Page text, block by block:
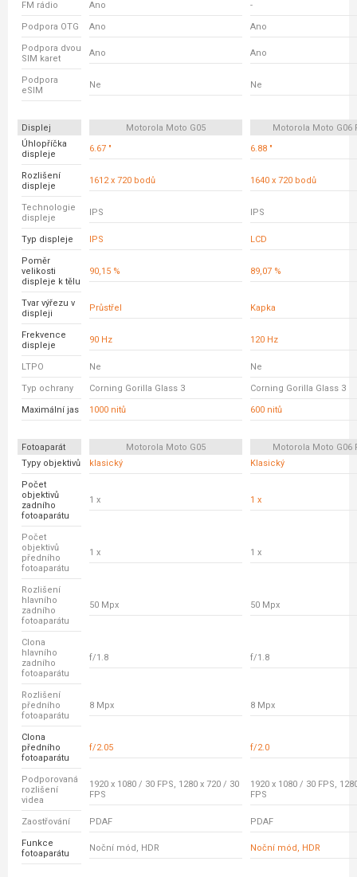
FM rádio Ano -
Podpora OTG Ano Ano
Podpora dvou
SIM karet
Ano Ano
Podpora
eSIM
Ne Ne
Displej Motorola Moto G05
Motorola Moto G06
Úhlopříčka
displeje
6.67 " 6.88 "
Rozlišení
displeje
1612 x 720 bodů 1640 x 720 bodů
Technologie
displeje
IPS IPS
Typ displeje IPS LCD
Poměr
velikosti
displeje k tělu
90,15 % 89,07 %
Tvar výřezu v
displeji
Průstřel Kapka
Frekvence
displeje
90 Hz 120 Hz
LTPO Ne Ne
Typ ochrany Corning Gorilla Glass 3 Corning Gorilla Glass 3
Maximální jas 1000 nitů 600 nitů
Fotoaparát Motorola Moto G05
Motorola Moto G06
Typy objektivů
klasický Klasický
Počet
objektivů
zadního
fotoaparátu
1 x 1 x
Počet
objektivů
předního
fotoaparátu
1 x 1 x
Rozlišení
hlavního
zadního
fotoaparátu
50 Mpx 50 Mpx
Clona
hlavního
zadního
fotoaparátu
f/1.8 f/1.8
Rozlišení
předního
fotoaparátu
8 Mpx 8 Mpx
Clona
předního
fotoaparátu
f/2.05 f/2.0
Podporovaná
rozlišení
videa
1920 x 1080 / 30 FPS, 1280 x 720 / 30
FPS
1920 x 1080 / 30 FPS,
FPS
Zaostřování PDAF PDAF
Funkce
fotoaparátu
Noční mód, HDR Noční mód, HDR